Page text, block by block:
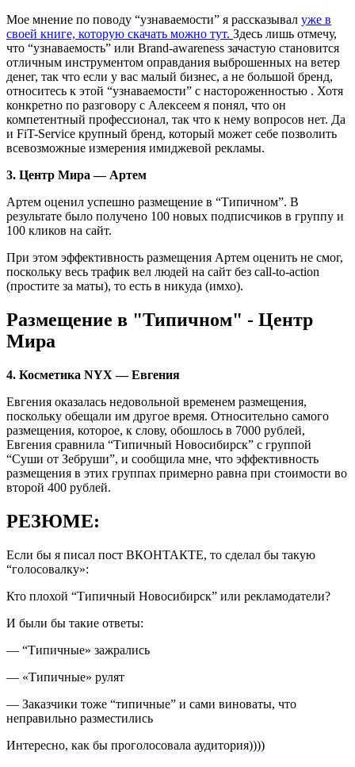
Мое мнение по поводу “узнаваемости” я рассказывал уже в
своей книге, которую скачать можно тут. Здесь лишь отмечу,
что “узнаваемость” или Brand-awareness зачастую становится
отличным инструментом оправдания выброшенных на ветер
денег, так что если у вас малый бизнес, а не большой бренд,
относитесь к этой “узнаваемости” с настороженностью . Хотя
конкретно по разговору с Алексеем я понял, что он
компетентный профессионал, так что к нему вопросов нет. Да
и FiT-Service крупный бренд, который может себе позволить
всевозможные измерения имиджевой рекламы.
3. Центр Мира — Артем
Артем оценил успешно размещение в “Типичном”. В
результате было получено 100 новых подписчиков в группу и
100 кликов на сайт.
При этом эффективность размещения Артем оценить не смог,
поскольку весь трафик вел людей на сайт без call-to-action
(простите за маты), то есть в никуда (имхо).
Размещение в "Типичном" - Центр
Мира
4. Косметика NYX — Евгения
Евгения оказалась недовольной временем размещения,
поскольку обещали им другое время. Относительно самого
размещения, которое, к слову, обошлось в 7000 рублей,
Евгения сравнила “Типичный Новосибирск” с группой
“Суши от Зебруши”, и сообщила мне, что эффективность
размещения в этих группах примерно равна при стоимости во
второй 400 рублей.
РЕЗЮМЕ:
Если бы я писал пост ВКОНТАКТЕ, то сделал бы такую
“голосовалку»:
Кто плохой “Типичный Новосибирск” или рекламодатели?
И были бы такие ответы:
— “Типичные» зажрались
— «Типичные» рулят
— Заказчики тоже “типичные” и сами виноваты, что
неправильно разместились
Интересно, как бы проголосовала аудитория))))